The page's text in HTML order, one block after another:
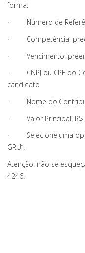
forma:
· Número de
· Competência:
· Vencimento:
· CNPJ ou CPF do
candidato
· Nome do
· Valor Principal: R$
· Selecione uma
GRU”.
Atenção: não se
4246.